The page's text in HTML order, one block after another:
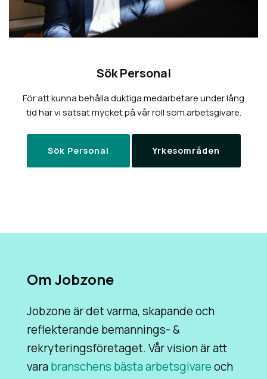
Sök Personal
För att kunna behålla duktiga medarbetare under lång
tid har vi satsat mycket på vår roll som arbetsgivare.
Sök Personal Yrkesområden
Om Jobzone
Jobzone är det varma, skapande och
reflekterande bemannings- &
rekryteringsföretaget. Vår vision är att
varabranschens bästa arbetsgivareoch